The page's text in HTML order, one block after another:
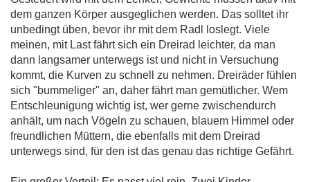
dem ganzen Körper ausgeglichen werden. Das solltet ihr
unbedingt üben, bevor ihr mit dem Radl loslegt. Viele
meinen, mit Last fährt sich ein Dreirad leichter, da man
dann langsamer unterwegs ist und nicht in Versuchung
kommt, die Kurven zu schnell zu nehmen. Dreiräder fühlen
sich "bummeliger" an, daher fährt man gemütlicher. Wem
Entschleunigung wichtig ist, wer gerne zwischendurch
anhält, um nach Vögeln zu schauen, blauem Himmel oder
freundlichen Müttern, die ebenfalls mit dem Dreirad
unterwegs sind, für den ist das genau das richtige Gefährt.